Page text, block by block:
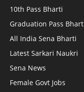
10th Pass Bharti
Graduation Pass
All India Sena Bharti
Latest Sarkari Naukri
Sena News
Female Govt Jobs